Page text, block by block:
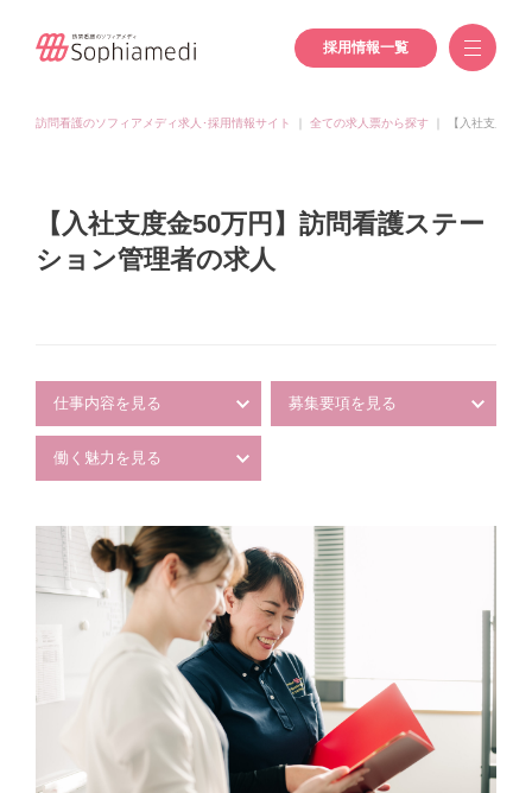
採用情報一覧
訪問看護のソフィアメディ求人･採用情報サイト 全ての求人票から探す 【入社支度金
【入社支度金50万円】訪問看護ステー
ション管理者の求人
仕事内容を見る 募集要項を見る
働く魅力を見る